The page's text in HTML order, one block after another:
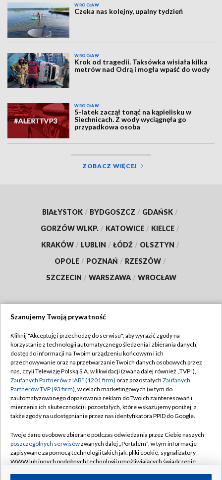
WROCŁAW
Czeka nas kolejny, upalny tydzień
WROCŁAW
Krok od tragedii. Taksówka wisiała kilka
metrów nad Odrą i mogła wpaść do wody
WROCŁAW
5-latek zaczął tonąć na kąpielisku w
Siechnicach. Z wody wyciągnęła go
przypadkowa osoba
ZOBACZ WIĘCEJ
BIAŁYSTOK / BYDGOSZCZ / GDAŃSK /
GORZÓW WLKP. / KATOWICE / KIELCE /
KRAKÓW / LUBLIN / ŁÓDŹ / OLSZTYN /
OPOLE / POZNAŃ / RZESZÓW /
SZCZECIN / WARSZAWA / WROCŁAW
TVP
Abonament TVP
Emisja w TVP
Centrum informacji TVP
Naziemna Telewizja Cyfrowa
Rada Programowa
System NOS
Informacje o nadawcy
Regulamin TVP
Polityka prywatności
Moje zgody
Pomoc
Kontakt
Kanały
Szanujemy Twoją prywatność
Kliknij "Akceptuję i przechodzę do serwisu", aby wyrazić zgody na
korzystanie z technologii automatycznego śledzenia i zbierania danych,
dostęp do informacji na Twoim urządzeniu końcowym i ich
przechowywanie oraz na przetwarzanie Twoich danych osobowych przez
nas, czyli Telewizję Polską S.A. w likwidacji (zwaną dalej również „TVP”),
Zaufanych Partnerów z IAB* (1201 firm) oraz pozostałych Zaufanych
Partnerów TVP (93 firm), w celach marketingowych (w tym do
zautomatyzowanego dopasowania reklam do Twoich zainteresowań i
mierzenia ich skuteczności) i pozostałych, które wskazujemy poniżej, a
także zgody na udostępnianie przez nas identyfikatora PPID do Google.
Twoje dane osobowe zbierane podczas odwiedzania przez Ciebie naszych
poszczególnych serwisówzwanych dalej „Portalem”, w tym informacje
zapisywane za pomocą technologii takich jak: pliki cookie, sygnalizatory
WWW lub innych podobnych technologii umożliwiających świadczenie